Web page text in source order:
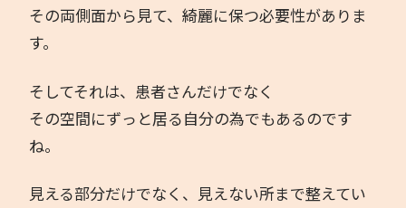
その両側面から見て、綺麗に保つ必要性がありま
す。
そしてそれは、患者さんだけでなく
その空間にずっと居る自分の為でもあるのです
ね。
見える部分だけでなく、見えない所まで整えてい